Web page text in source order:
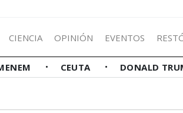
CIENCIA OPINIÓN EVENTOS
CEUTA DONALD